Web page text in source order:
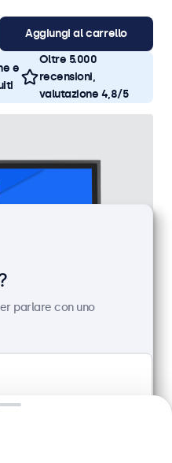
Aggiungi al carrello
e
Oltre 5.000
recensioni,
valutazione 4,8/5
parlare con uno